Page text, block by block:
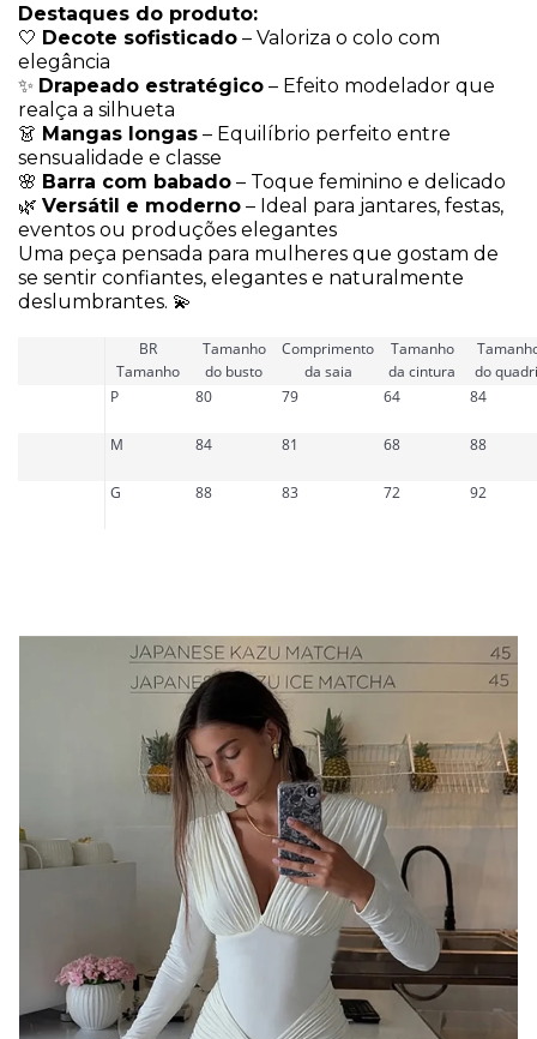
Destaques do produto:
🤍 Decote sofisticado – Valoriza o colo com
elegância
✨ Drapeado estratégico – Efeito modelador que
realça a silhueta
👗 Mangas longas – Equilíbrio perfeito entre
sensualidade e classe
🌸 Barra com babado – Toque feminino e delicado
🌿 Versátil e moderno – Ideal para jantares, festas,
eventos ou produções elegantes
Uma peça pensada para mulheres que gostam de
se sentir confiantes, elegantes e naturalmente
deslumbrantes. 💫
BR
Tamanho
Tamanho
do busto
Comprimento
da saia
Tamanho
da cintura
do
P
80 79 64 84
M 84 81 68 88
G 88 83 72 92